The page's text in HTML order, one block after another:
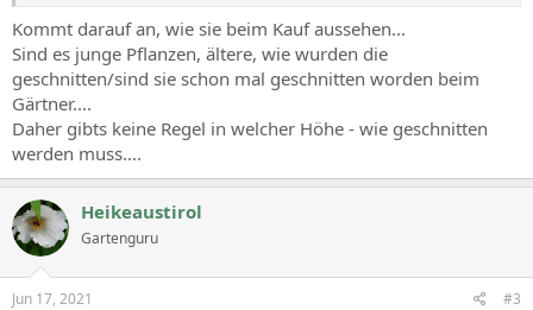
Kommt darauf an, wie sie beim Kauf aussehen...
Sind es junge Pflanzen, ältere, wie wurden die
geschnitten/sind sie schon mal geschnitten worden beim
Gärtner....
Daher gibts keine Regel in welcher Höhe - wie geschnitten
werden muss....
Heikeaustirol
Gartenguru
Jun 17, 2021 #3